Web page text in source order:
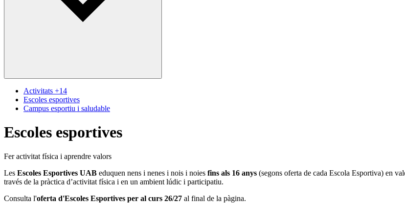
Activitats +14
Escoles esportives
Campus esportiu i saludable
Escoles esportives
Fer activitat física i aprendre valors
Les Escoles Esportives UAB eduquen nens i nenes i nois i noies fins als 16 anys (segons oferta de cada Escola Esportiva) en
través de la pràctica d’activitat física i en un ambient lúdic i participatiu.
Consulta l'oferta d'Escoles Esportives per al curs 26/27 al final de la pàgina.